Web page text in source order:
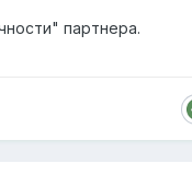
партнера.